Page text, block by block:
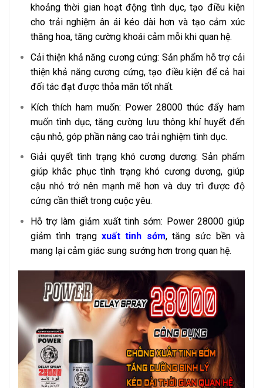
khoảng thời gian hoạt động tình dục, tạo điều kiện
cho trải nghiệm ân ái kéo dài hơn và tạo cảm xúc
thăng hoa, tăng cường khoái cảm mỗi khi quan hệ.
Cải thiện khả năng cương cứng: Sản phẩm hỗ trợ cải
thiện khả năng cương cứng, tạo điều kiện để cả hai
đối tác đạt được thỏa mãn tốt nhất.
Kích thích ham muốn: Power 28000 thúc đẩy ham
muốn tình dục, tăng cường lưu thông khí huyết đến
cậu nhỏ, góp phần nâng cao trải nghiệm tình dục.
Giải quyết tình trạng khó cương dương: Sản phẩm
giúp khắc phục tình trạng khó cương dương, giúp
cậu nhỏ trở nên mạnh mẽ hơn và duy trì được độ
cứng cần thiết trong cuộc yêu.
Hỗ trợ làm giảm xuất tinh sớm: Power 28000 giúp
giảm tình trạng xuất tinh sớm, tăng sức bền và
mang lại cảm giác sung sướng hơn trong quan hệ.